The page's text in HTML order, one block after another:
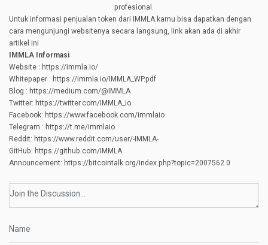
profesional.
Untuk informasi penjualan token dari IMMLA kamu bisa dapatkan dengan
cara mengunjungi websitenya secara langsung, link akan ada di akhir
artikel ini
IMMLA Informasi
Website : https://immla.io/
Whitepaper : https://immla.io/IMMLA_WP.pdf
Blog : https://medium.com/@IMMLA
Twitter: https://twitter.com/IMMLA_io
Facebook: https://www.facebook.com/immlaio
Telegram : https://t.me/immlaio
Reddit: https://www.reddit.com/user/-IMMLA-
GitHub: https://github.com/IMMLA
Announcement: https://bitcointalk.org/index.php?topic=2007562.0